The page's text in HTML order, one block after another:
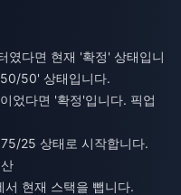
였다면 현재 '확정' 상태입니
50' 상태입니다.
었다면 '확정'입니다. 픽업
25 상태로 시작합니다.
현재 스택을 뺍니다.